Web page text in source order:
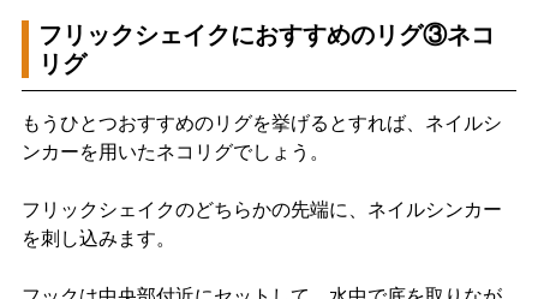
フリックシェイクにおすすめのリグ③ネコ
リグ
もうひとつおすすめのリグを挙げるとすれば、ネイルシ
ンカーを用いたネコリグでしょう。
フリックシェイクのどちらかの先端に、ネイルシンカー
を刺し込みます。